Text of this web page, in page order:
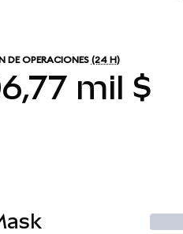
DE OPERACIONES (24 H)
mil $